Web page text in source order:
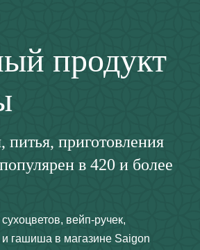
продукт
питья, приготовления
в 420 и более
вейп-ручек,
гашиша в магазине Saigon